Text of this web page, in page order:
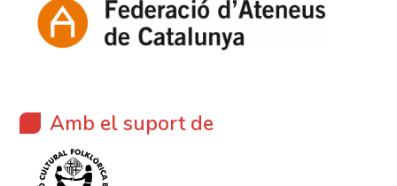
Amb el suport de